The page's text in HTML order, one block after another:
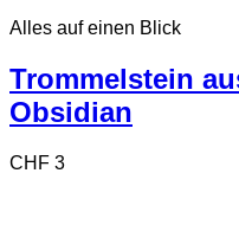
Alles auf einen Blick
Trommelstein
Obsidian
CHF 3